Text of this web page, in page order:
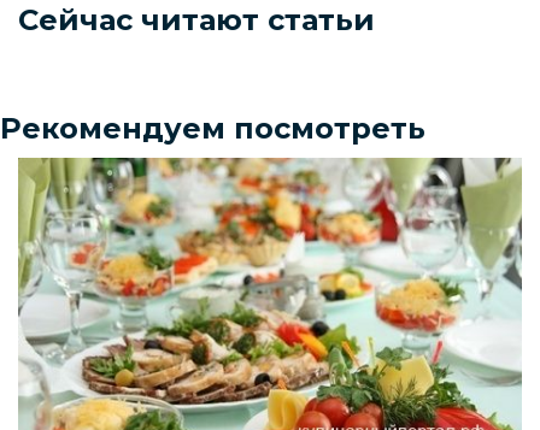
Сейчас читают статьи
Рекомендуем посмотреть